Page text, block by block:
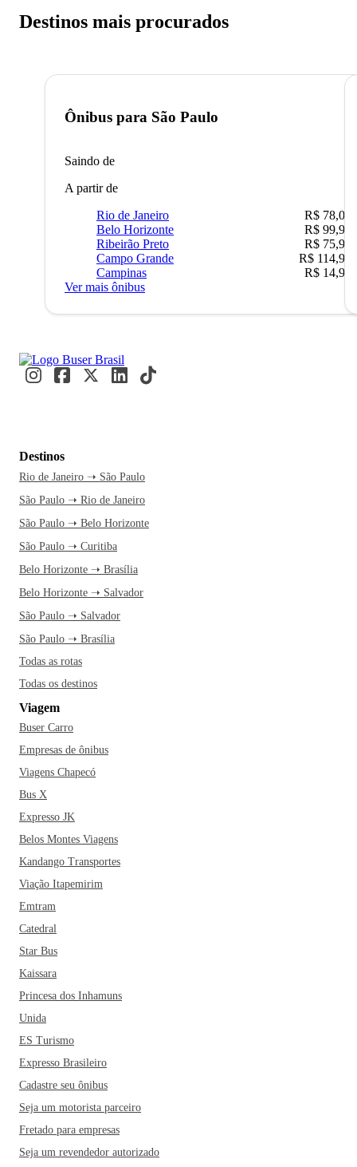
Destinos mais procurados
Ônibus para São Paulo
Saindo de
A partir de
Rio de Janeiro
R$ 78,02
Belo Horizonte
R$ 99,95
Ribeirão Preto
R$ 75,90
Campo Grande
R$ 114,90
Campinas
R$ 14,90
Ver mais ônibus
Destinos
Rio de Janeiro ➝ São Paulo
São Paulo ➝ Rio de Janeiro
São Paulo ➝ Belo Horizonte
São Paulo ➝ Curitiba
Belo Horizonte ➝ Brasília
Belo Horizonte ➝ Salvador
São Paulo ➝ Salvador
São Paulo ➝ Brasília
Todas as rotas
Todas os destinos
Viagem
Buser Carro
Empresas de ônibus
Viagens Chapecó
Bus X
Expresso JK
Belos Montes Viagens
Kandango Transportes
Viação Itapemirim
Emtram
Catedral
Star Bus
Kaissara
Princesa dos Inhamuns
Unida
ES Turismo
Expresso Brasileiro
Cadastre seu ônibus
Seja um motorista parceiro
Fretado para empresas
Seja um revendedor autorizado